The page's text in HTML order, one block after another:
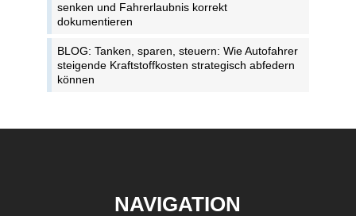
senken und Fahrerlaubnis korrekt
dokumentieren
BLOG: Tanken, sparen, steuern: Wie Autofahrer
steigende Kraftstoffkosten strategisch abfedern
können
NAVIGATION